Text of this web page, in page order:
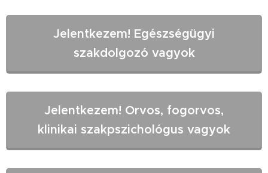
Jelentkezem! Egészségügyi
szakdolgozó vagyok
Jelentkezem! Orvos, fogorvos,
klinikai szakpszichológus vagyok